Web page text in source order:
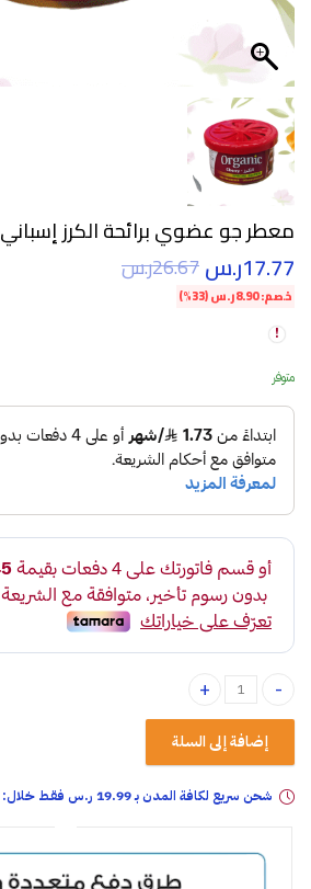
معطر جو عضوي برائحة الكرز إسباني
17.77ر.س26.67ر.س
خصم:8.90ر.س(33%)
متوفر
معطر جو عضوي برائحة الكرز إسباني quantity
إضافة إلى السلة
شحن سريع لكافة المدن بـ 19.99 ر.س فقـط خلال: